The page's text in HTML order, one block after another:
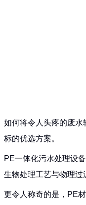
如何将令人头疼的废水
标的优选方案。
PE一体化污水处理设
生物处理工艺与物理过
更令人称奇的是，PE